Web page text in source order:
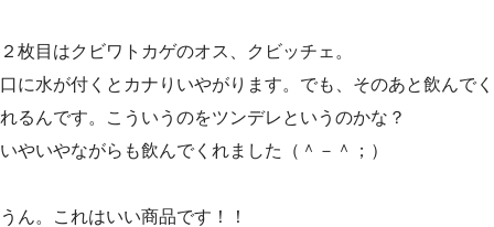
２枚目はクビワトカゲのオス、クビッチェ。
口に水が付くとカナりいやがります。でも、そのあと飲んでく
れるんです。こういうのをツンデレというのかな？
いやいやながらも飲んでくれました（＾－＾；）
うん。これはいい商品です！！